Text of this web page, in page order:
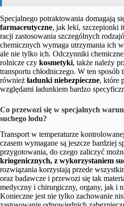
Specjalnego potraktowania domagają
farmaceutyczne, jak leki, szczepionki
racji zastosowania szczególnych
chemicznych wymaga utrzymania ich
ale nie tylko ich. Odczynniki
rolnicze czy kosmetyki, także należy
transportu chłodniczego. W ten sposób
również ładunki niebezpieczne, które
względami ładunkiem bardzo
Co przewozi się w specjalnych
suchego lodu?
Transport w temperaturze
czasem wymagane są jeszcze bardziej
przygotowania, do czego zaliczyć
kriogenicznych, z wykorzystaniem
rozwiązania korzystają przede
oraz badawcze i przewozi się tak
medyczny i chirurgiczny, organy, jak i
Konieczne jest nie tylko zachowanie